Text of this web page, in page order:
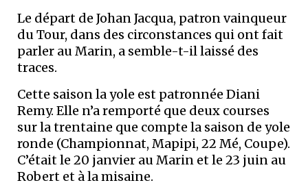
Le départ de Johan Jacqua, patron vainqueur
du Tour, dans des circonstances qui ont fait
parler au Marin, a semble-t-il laissé des
traces.
Cette saison la yole est patronnée Diani
Remy. Elle n’a remporté que deux courses
sur la trentaine que compte la saison de yole
ronde (Championnat, Mapipi, 22 Mé, Coupe).
C’était le 20 janvier au Marin et le 23 juin au
Robert et à la misaine.